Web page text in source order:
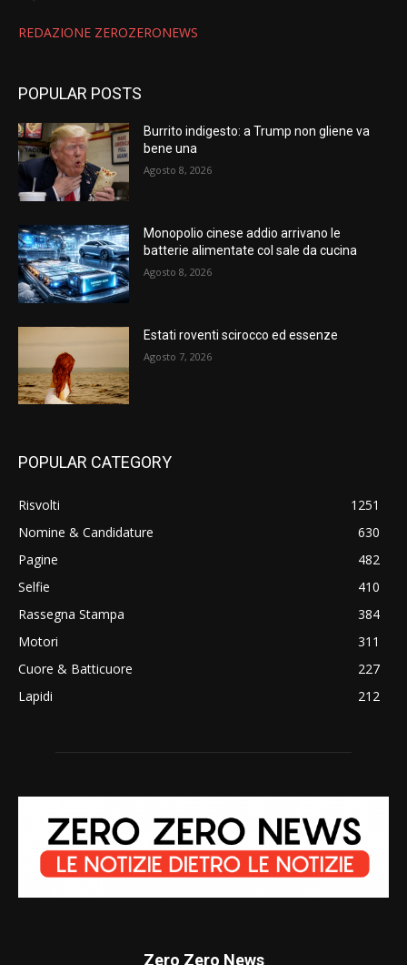
REDAZIONE ZEROZERONEWS
POPULAR POSTS
Burrito indigesto: a Trump non gliene va
bene una
Agosto 8, 2026
Monopolio cinese addio arrivano le
batterie alimentate col sale da cucina
Agosto 8, 2026
Estati roventi scirocco ed essenze
Agosto 7, 2026
POPULAR CATEGORY
Risvolti
1251
Nomine & Candidature
630
Pagine
482
Selfie
410
Rassegna Stampa
384
Motori
311
Cuore & Batticuore
227
Lapidi
212
Zero Zero News